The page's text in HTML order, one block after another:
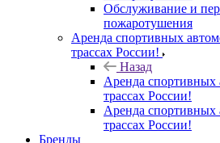
Обслуживание и
пожаротушения
Аренда спортивных
трассах России!
Назад
Аренда
трассах России!
Аренда
трассах России!
Бренды